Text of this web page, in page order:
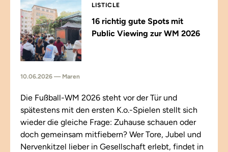
LISTICLE
16 richtig gute Spots mit
Public Viewing zur WM 2026
10.06.2026 — Maren
Die Fußball-WM 2026 steht vor der Tür und
spätestens mit den ersten K.o.-Spielen stellt sich
wieder die gleiche Frage: Zuhause schauen oder
doch gemeinsam mitfiebern? Wer Tore, Jubel und
Nervenkitzel lieber in Gesellschaft erlebt, findet in